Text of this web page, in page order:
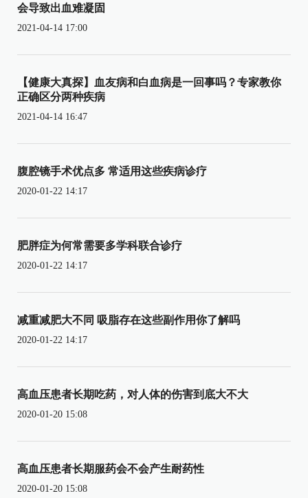
会导致出血难凝固
2021-04-14 17:00
【健康大真探】血友病和白血病是一回事吗？专家教你
正确区分两种疾病
2021-04-14 16:47
腹腔镜手术优点多 常适用这些疾病诊疗
2020-01-22 14:17
肥胖症为何常需要多学科联合诊疗
2020-01-22 14:17
减重减肥大不同 吸脂存在这些副作用你了解吗
2020-01-22 14:17
高血压患者长期吃药，对人体的伤害到底大不大
2020-01-20 15:08
高血压患者长期服药会不会产生耐药性
2020-01-20 15:08